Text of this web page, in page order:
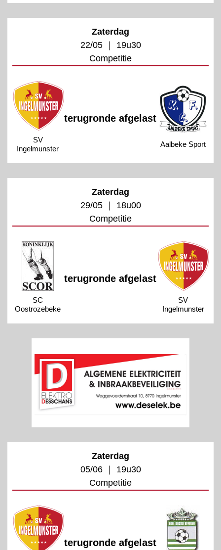
Zaterdag
22/05 ｜ 19u30
Competitie
SV
Ingelmunster
terugronde afgelast
Aalbeke Sport
Zaterdag
29/05 ｜ 18u00
Competitie
SC
Oostrozebeke
terugronde afgelast
SV
Ingelmunster
Zaterdag
05/06 ｜ 19u30
Competitie
terugronde afgelast